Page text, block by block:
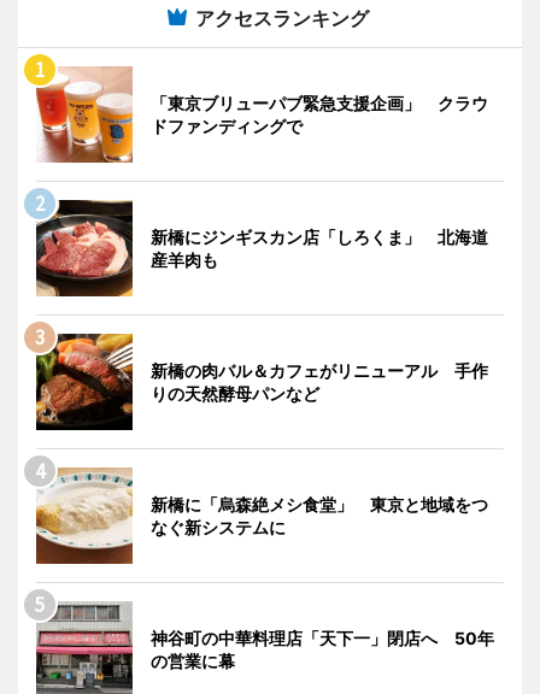
アクセスランキング
「東京ブリューパブ緊急支援企画」 クラウ
ドファンディングで
新橋にジンギスカン店「しろくま」 北海道
産羊肉も
新橋の肉バル＆カフェがリニューアル 手作
りの天然酵母パンなど
新橋に「烏森絶メシ食堂」 東京と地域をつ
なぐ新システムに
神谷町の中華料理店「天下一」閉店へ 50年
の営業に幕